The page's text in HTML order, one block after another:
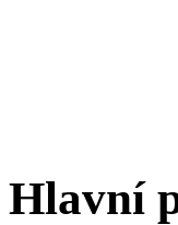
Hlavní